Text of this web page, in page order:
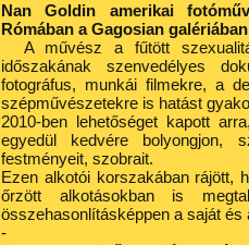
Nan Goldin amerikai
Rómában a Gagosian
A művész a fűtött
időszakának szenvedélyes
fotográfus, munkái filmekre, a
szépművészetekre is hatást
2010-ben lehetőséget kapott
egyedül kedvére bolyongjon,
festményeit, szobrait.
Ezen alkotói korszakában rájött,
őrzött alkotásokban is
összehasonlításképpen a saját
-